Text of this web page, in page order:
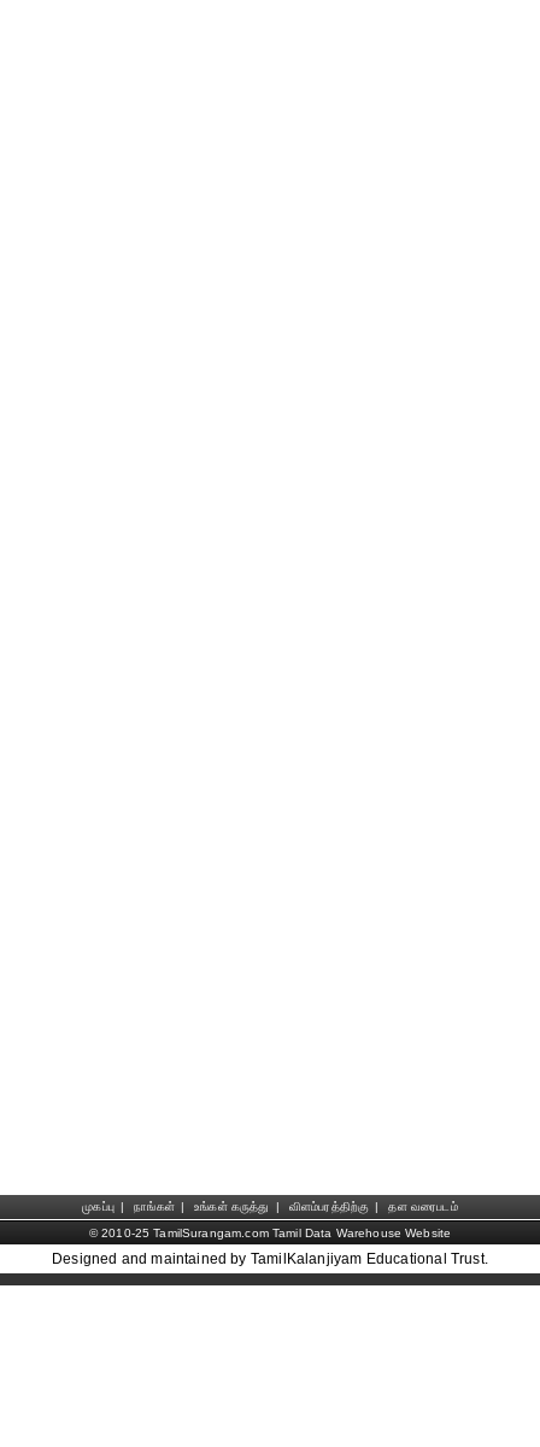
முகப்பு | நாங்கள் | உங்கள் கருத்து | விளம்பரத்திற்கு |
தள வரைபடம்
© 2010-25 TamilSurangam.com Tamil Data Warehouse Website
Designed and maintained by TamilKalanjiyam Educational Trust.